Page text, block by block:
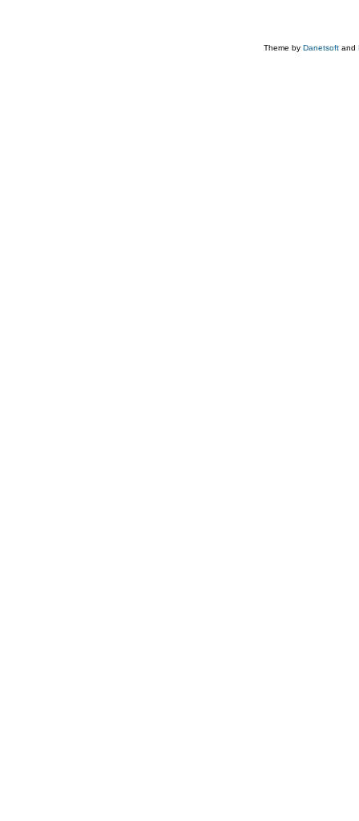
Theme by Danetsoft and